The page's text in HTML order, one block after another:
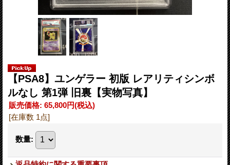
【PSA8】ユンゲラー 初版 レアリティシンボ
ルなし 第1弾 旧裏【実物写真】
販売価格: 65,800円(税込)
[在庫数 1点]
数量: